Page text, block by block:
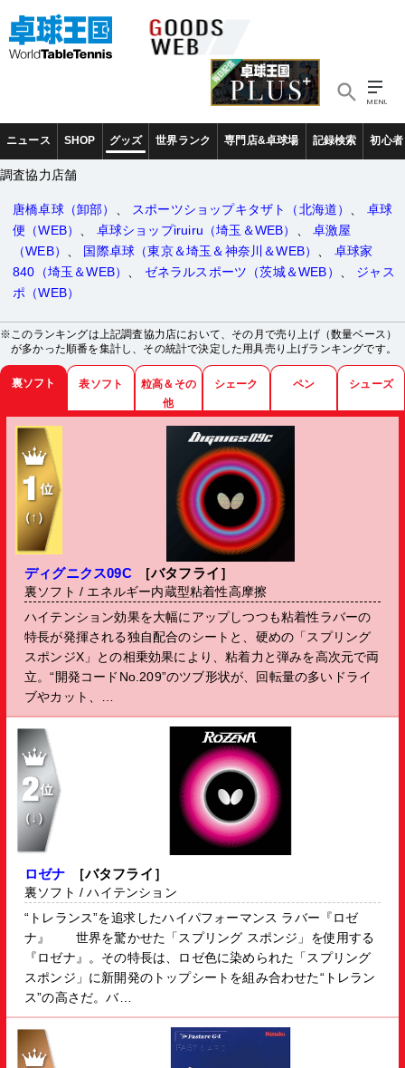
ニュース SHOP グッズ 世界ランク 専門店&卓球場 記録検索 初心者
>>用具売り上げランキング
表示
調査協力店舗
唐橋卓球（卸部） スポーツショップキタザト（北海道）
卓球
便（WEB）
卓球ショップiruiru（埼玉＆WEB） 、卓激屋
（WEB）
国際卓球（東京＆埼玉＆神奈川＆WEB）
卓球家
840（埼玉＆WEB）
ゼネラルスポーツ（茨城＆WEB）
ジャス
ポ（WEB）
※このランキングは上記調査協力店において、その月で売り上げ（数量ベース）
が多かった順番を集計し、その統計で決定した用具売り上げランキングです。
裏ソフト 表ソフト
粒高＆その
他
シェーク ペン シューズ
（↑）
ディグニクス09C ［バタフライ］
裏ソフト / エネルギー内蔵型粘着性高摩擦
ハイテンション効果を大幅にアップしつつも粘着性ラバーの
特長が発揮される独自配合のシートと、硬めの「スプリング
スポンジX」との相乗効果により、粘着力と弾みを高次元で両
立。“開発コードNo.209”のツブ形状が、回転量の多いドライ
ブやカット、…
（↓）
ロゼナ ［バタフライ］
裏ソフト / ハイテンション
“トレランス”を追求したハイパフォーマンス ラバー『ロゼ
ナ』 世界を驚かせた「スプリング スポンジ」を使用する
『ロゼナ』。その特長は、ロゼ色に染められた「スプリング
スポンジ」に新開発のトップシートを組み合わせた“トレラン
ス”の高さだ。バ…